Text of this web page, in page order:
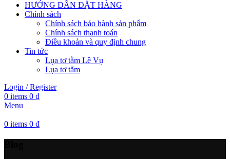
HƯỚNG DẪN ĐẶT HÀNG
Chính sách
Chính sách bảo hành sản phẩm
Chính sách thanh toán
Điều khoản và quy định chung
Tin tức
Lụa tơ tằm Lê Vụ
Lụa tơ tằm
Login / Register
0 items 0 ₫
Menu
0 items 0 ₫